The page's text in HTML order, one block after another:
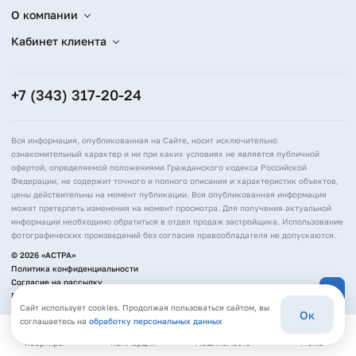
Квартиры
О компании
Кабинет клиента
+7 (343) 317-20-24
Вся информация, опубликованная на Сайте, носит исключительно
ознакомительный характер и ни при каких условиях не является публичной
офертой, определяемой положениями Гражданского кодекса Российской
Федерации, не содержит точного и полного описания и характеристик объектов,
цены действительны на момент публикации. Вся опубликованная информация
может претерпеть изменения на момент просмотра. Для получения актуальной
информации необходимо обратиться в отдел продаж застройщика. Использование
фотографических произведений без согласия правообладателя не допускаются.
© 2026 «АСТРА»
Политика конфиденциальности
Согласие на рассылку
Политика обработки персональных данных
Сайт использует cookies. Продолжая пользоваться сайтом, вы
соглашаетесь на обработку персональных данных Ок